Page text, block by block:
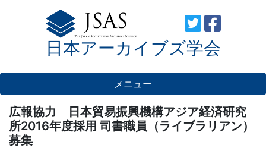
日本アーカイブズ学会
メニュー
広報協力 日本貿易振興機構アジア経済研究
所2016年度採用 司書職員（ライブラリアン）
募集